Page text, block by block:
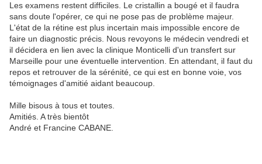
Les examens restent difficiles. Le cristallin a bougé et il faudra
sans doute l'opérer, ce qui ne pose pas de problème majeur.
L'état de la rétine est plus incertain mais impossible encore de
faire un diagnostic précis. Nous revoyons le médecin vendredi et
il décidera en lien avec la clinique Monticelli d'un transfert sur
Marseille pour une éventuelle intervention. En attendant, il faut du
repos et retrouver de la sérénité, ce qui est en bonne voie, vos
témoignages d'amitié aidant beaucoup.
Mille bisous à tous et toutes.
Amitiés. A très bientôt
André et Francine CABANE.